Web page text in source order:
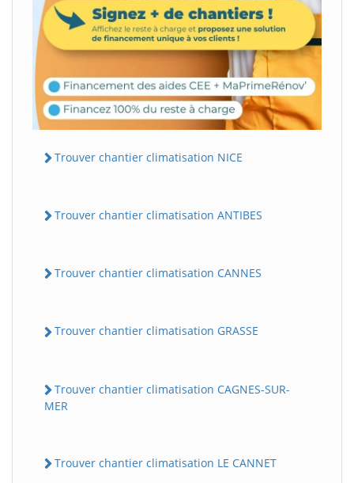
Trouver chantier climatisation NICE
Trouver chantier climatisation ANTIBES
Trouver chantier climatisation CANNES
Trouver chantier climatisation GRASSE
Trouver chantier climatisation CAGNES-SUR-
MER
Trouver chantier climatisation LE CANNET